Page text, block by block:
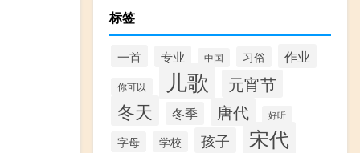
标签
一首 专业 中国 习俗 作业
你可以 儿歌 元宵节
冬天 冬季 唐代 好听
字母 学校 孩子 宋代